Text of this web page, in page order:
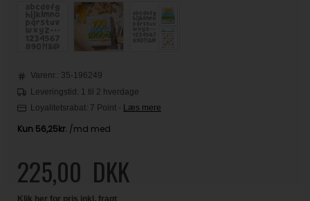
Varenr.: 35-196249
Leveringstid: 1 til 2 hverdage
Loyalitetsrabat: 7 Point - Læs mere
225,00 DKK
Klik her for pris inkl. fragt